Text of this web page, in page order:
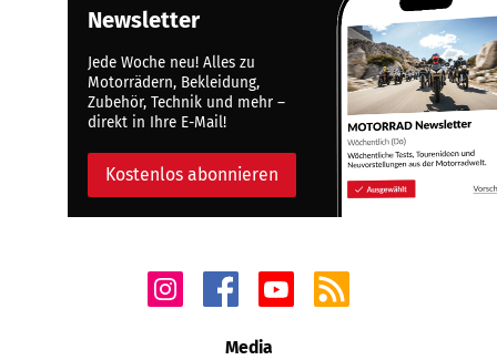
Newsletter
Jede Woche neu! Alles zu
Motorrädern, Bekleidung,
Zubehör, Technik und mehr –
direkt in Ihre E-Mail!
Kostenlos abonnieren
Media